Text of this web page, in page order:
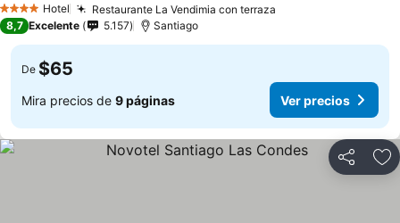
4 EstrellasHotel Restaurante La Vendimia con terraza
8,7 Excelente 5.157 Santiago
De $65
Mira precios de 9 páginas Ver precios
Compartir